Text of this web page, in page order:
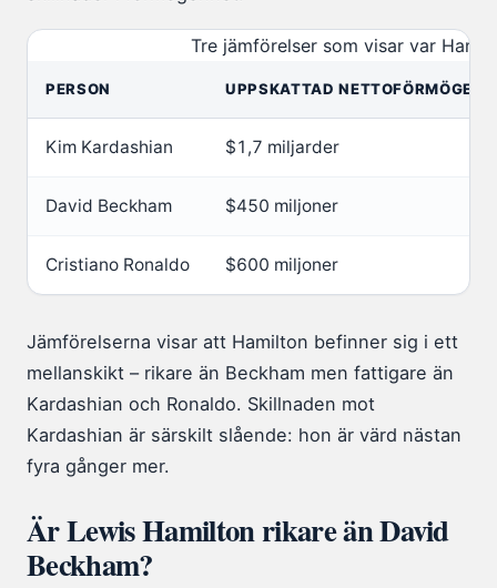
Tre jämförelser som visar var
PERSON UPPSKATTAD
Kim Kardashian $1,7 miljarder
David Beckham $450 miljoner
Cristiano Ronaldo $600 miljoner
Jämförelserna visar att Hamilton befinner sig i ett
mellanskikt – rikare än Beckham men fattigare än
Kardashian och Ronaldo. Skillnaden mot
Kardashian är särskilt slående: hon är värd nästan
fyra gånger mer.
Är Lewis Hamilton rikare än David
Beckham?